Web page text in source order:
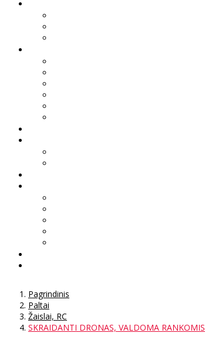
Pagrindinis
Paltai
Žaislai, RC
SKRAIDANTI DRONAS, VALDOMA RANKOMIS